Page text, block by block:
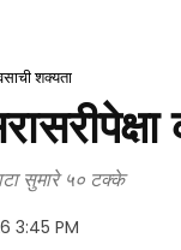
शक्यता
सुमारे ५० टक्के
3:45 PM